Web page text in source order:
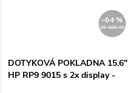
26 486 Kč
–64 %
DOTYKOVÁ POKLADNA 15.6"
HP RP9 9015 s 2x display -